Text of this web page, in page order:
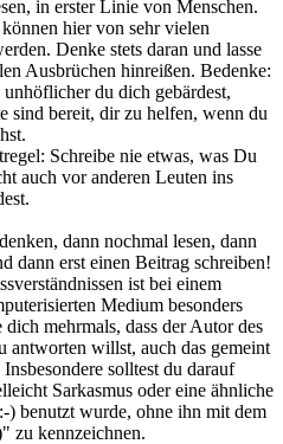
in erster Linie von Menschen.
hier von sehr vielen
Denke stets daran und lasse
Ausbrüchen hinreißen. Bedenke:
unhöflicher du dich gebärdest,
sind bereit, dir zu helfen, wenn du
Schreibe nie etwas, was Du
auch vor anderen Leuten ins
dann nochmal lesen, dann
dann erst einen Beitrag schreiben!
ist bei einem
Medium besonders
dich mehrmals, dass der Autor des
antworten willst, auch das gemeint
solltest du darauf
Sarkasmus oder eine ähnliche
) benutzt wurde, ohne ihn mit dem
zu kennzeichnen.